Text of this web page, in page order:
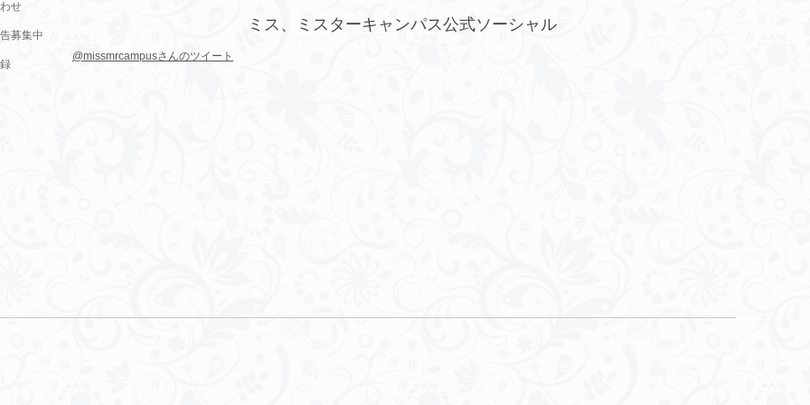
せ
募集中
ミス、ミスターキャンパス公式ソーシャル
@missmrcampusさんのツイート